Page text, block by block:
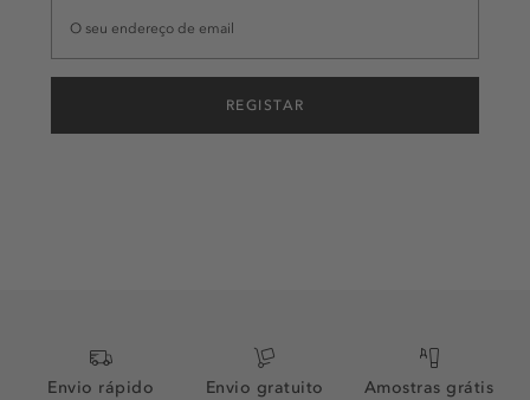
REGISTAR
Envio rápido Envio gratuito Amostras grátis